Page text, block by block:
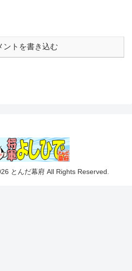
ントを書き込む
とんだ幕府 All Rights Reserved.